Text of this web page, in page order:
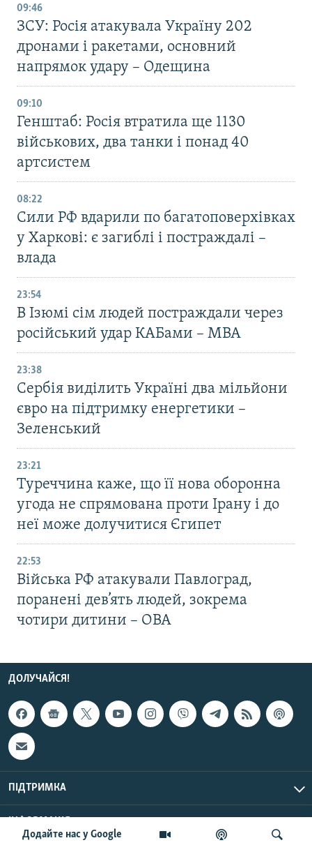
Додайте нас у Google
09:46
ЗСУ: Росія атакувала Україну 202
дронами і ракетами, основний
напрямок удару – Одещина
09:10
Генштаб: Росія втратила ще 1130
військових, два танки і понад 40
артсистем
08:22
Сили РФ вдарили по багатоповерхівках
у Харкові: є загиблі і постраждалі –
влада
23:54
В Ізюмі сім людей постраждали через
російський удар КАБами – МВА
23:38
Сербія виділить Україні два мільйони
євро на підтримку енергетики –
Зеленський
23:21
Туреччина каже, що її нова оборонна
угода не спрямована проти Ірану і до
неї може долучитися Єгипет
22:53
Війська РФ атакували Павлоград,
поранені дев’ять людей, зокрема
чотири дитини – ОВА
ДОЛУЧАЙСЯ!
ПІДТРИМКА
ІНФОРМАЦІЯ